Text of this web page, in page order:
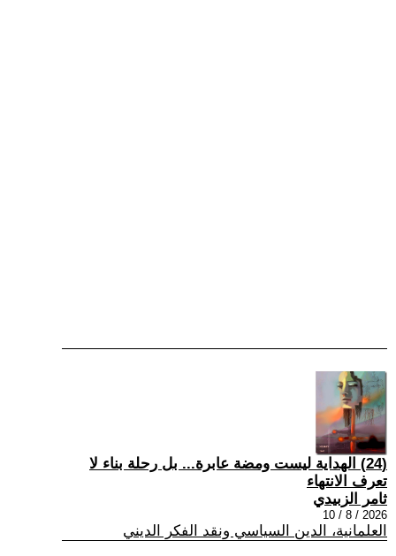
(24) الهداية ليست ومضة عابرة... بل رحلة بناء لا
تعرف الانتهاء
ثامر الزبيدي
2026 / 8 / 10
العلمانية، الدين السياسي ونقد الفكر الديني